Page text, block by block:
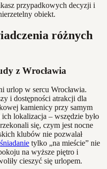
przypadkowych decyzji i
obiekt.
różnych
z Wrocławia
urlop w sercu Wrocławia.
i dostępności atrakcji dla
kamienicy przy samym
lokalizacja – wszędzie było
się, czym jest nocne
klubów nie pozwalał
śniadanie tylko „na mieście” nie
na wyższe piętro i
cieszyć się urlopem.